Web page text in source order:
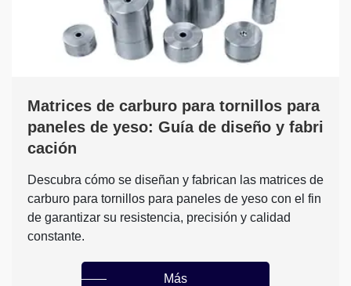
Matrices de carburo para tornillos para
paneles de yeso: Guía de diseño y fabri
cación
Descubra cómo se diseñan y fabrican las matrices de
carburo para tornillos para paneles de yeso con el fin
de garantizar su resistencia, precisión y calidad
constante.
Más